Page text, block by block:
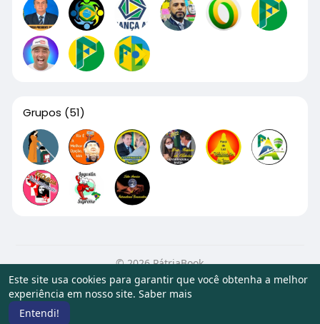
Este site usa cookies para garantir que você obtenha a melhor
experiência em nosso site. Saber mais
Entendi!
Grupos (51)
© 2026 PátriaBook
Início
Sobre Contato Privacidade
Termos de Uso
Artigos